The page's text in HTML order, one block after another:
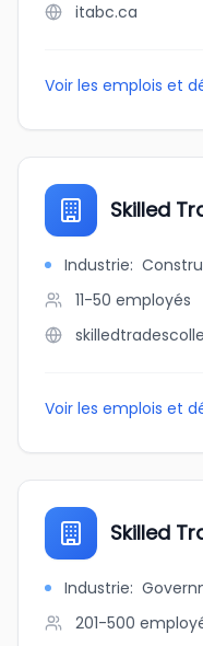
itabc.ca
Voir les emplois et
Skilled
Industrie:
11-50 employés
Voir les emplois et
Skilled
Industrie:
201-500